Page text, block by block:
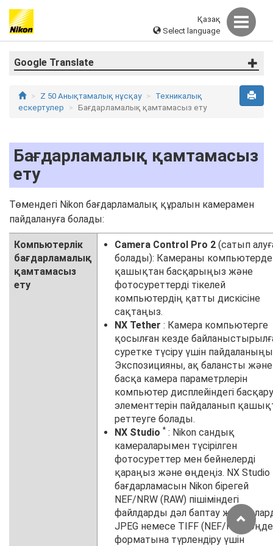
Қазақ
Select language
Google Translate
Z 50 Анықтамалық нұсқау
Техникалық
ескертулер
Бағдарламалық қамтамасыз ету
Бағдарламалық қамтамасыз
ету
Төмендегі Nikon бағдарламалық құралын камерамен
пайдалануға болады:
Компьютерлік
бағдарламалық
қамтамасыз
ету
Camera Control Pro 2 (сатып
болады): Камераны
қашықтан басқарыңыз және
фотосуреттерді тікелей
компьютердің қатты дискісіне
сақтаңыз.
NX Tether : Камера компьютерге
қосылған кезде
суретке түсіру үшін
Экспозицияны, ақ балансты және
басқа камера параметрлерін
компьютер дисплейіндегі басқару
элементтерін пайдаланып
реттеуге болады.
NX Studio * : Nikon сандық
камераларымен түсірілген
фотосуреттер мен бейнелерді
қараңыз және өңдеңіз. NX Studio
бағдарламасын Nikon бірегей
NEF/NRW (RAW) пішіміндегі
файлдарды дәл баптау және
JPEG немесе TIFF (NEF/RAW
форматына түрлендіру үшін